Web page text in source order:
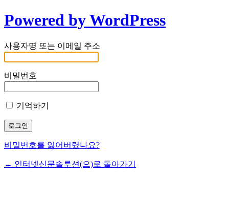
Powered by WordPress
사용자명 또는 이메일 주소
비밀번호
기억하기
비밀번호를 잃어버렸나요?
← 인터넷신문솔루션(으)로 돌아가기